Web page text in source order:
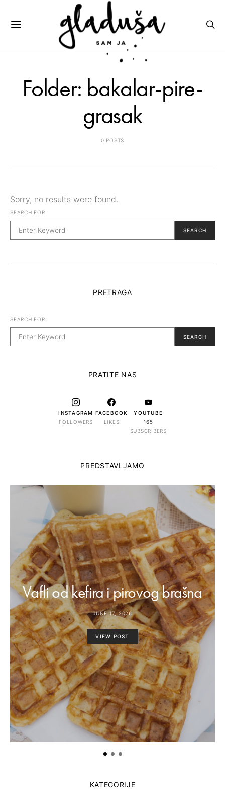
Folder: bakalar-pire-
grasak
0 POSTS
Sorry, no results were found.
SEARCH FOR:
SEARCH
PRETRAGA
SEARCH FOR:
SEARCH
PRATITE NAS
INSTAGRAM
FOLLOWERS
FACEBOOK
LIKES
YOUTUBE
165
SUBSCRIBERS
PREDSTAVLJAMO
Vafli od kefira i pirovog brašna
JUNE 17, 2026
VIEW POST
KATEGORIJE